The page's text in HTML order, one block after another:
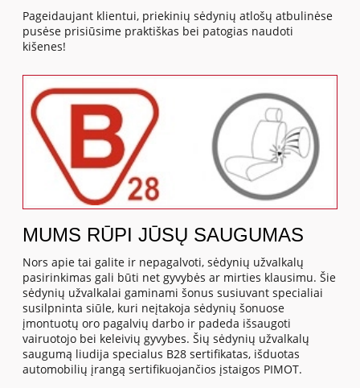
Pageidaujant klientui, priekinių sėdynių atlošų atbulinėse
pusėse prisiūsime praktiškas bei patogias naudoti
kišenes!
MUMS RŪPI JŪSŲ SAUGUMAS
Nors apie tai galite ir nepagalvoti, sėdynių užvalkalų
pasirinkimas gali būti net gyvybės ar mirties klausimu. Šie
sėdynių užvalkalai gaminami šonus susiuvant specialiai
susilpninta siūle, kuri neįtakoja sėdynių šonuose
įmontuotų oro pagalvių darbo ir padeda išsaugoti
vairuotojo bei keleivių gyvybes. Šių sėdynių užvalkalų
saugumą liudija specialus B28 sertifikatas, išduotas
automobilių įrangą sertifikuojančios įstaigos PIMOT.